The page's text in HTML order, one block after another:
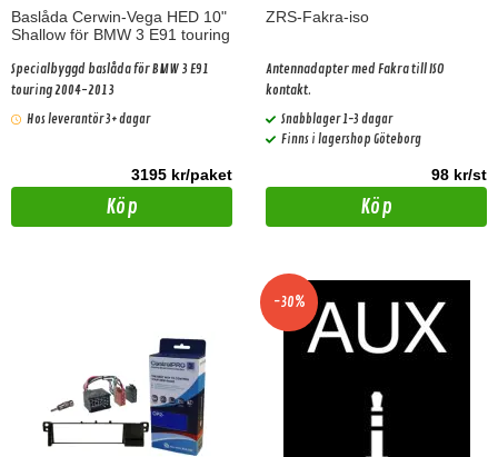
Baslåda Cerwin-Vega HED 10"
Shallow för BMW 3 E91 touring
Specialbyggd baslåda för BMW 3 E91
touring 2004-2013
Hos leverantör 3+ dagar
3195 kr/paket
Köp
ZRS-Fakra-iso
Antennadapter med Fakra till ISO
kontakt.
Snabblager 1-3 dagar
Finns i lagershop Göteborg
98 kr/st
Köp
-30%